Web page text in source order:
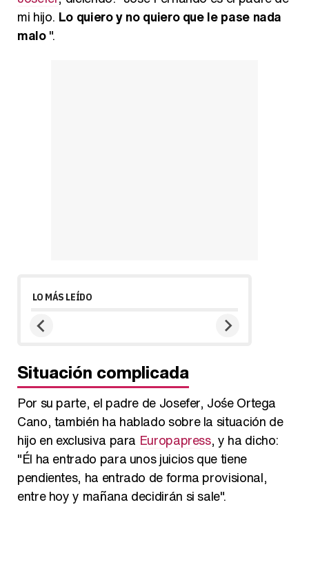
mi hijo. Lo quiero y no quiero que le pase nada
malo".
LO MÁS LEÍDO
Situación complicada
Por su parte, el padre de Josefer, Jo´se Ortega
Cano, también ha hablado sobre la situación de
hijo en exclusiva para Europapress, y ha dicho:
"Él ha entrado para unos juicios que tiene
pendientes, ha entrado de forma provisional,
entre hoy y mañana decidirán si sale".